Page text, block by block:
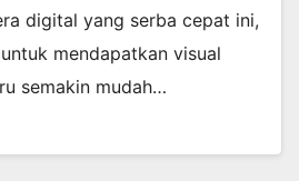
digital yang serba cepat ini,
mendapatkan visual
semakin mudah…